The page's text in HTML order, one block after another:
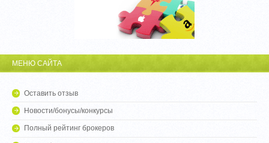
МЕНЮ САЙТА
Оставить отзыв
Новости/бонусы/конкурсы
Полный рейтинг брокеров